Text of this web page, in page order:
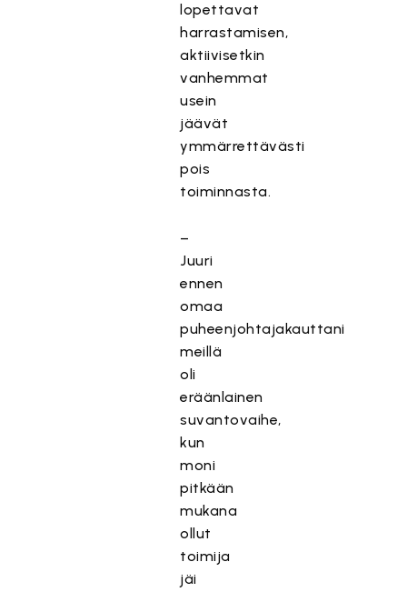
lopettavat
harrastamisen,
aktiivisetkin
vanhemmat
usein
jäävät
ymmärrettävästi
pois
toiminnasta.
–
Juuri
ennen
omaa
puheenjohtajakauttani
meillä
oli
eräänlainen
suvantovaihe,
kun
moni
pitkään
mukana
ollut
toimija
jäi